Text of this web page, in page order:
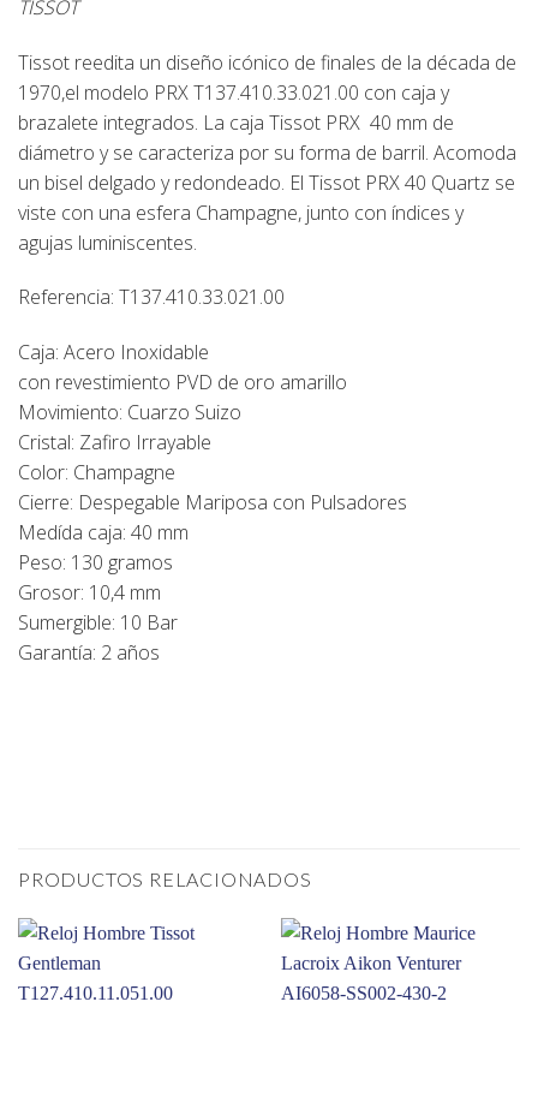
TISSOT
Tissot reedita un diseño icónico de finales de la década de
1970,el modelo PRX T137.410.33.021.00 con caja y
brazalete integrados. La caja Tissot PRX 40 mm de
diámetro y se caracteriza por su forma de barril. Acomoda
un bisel delgado y redondeado. El Tissot PRX 40 Quartz se
viste con una esfera Champagne, junto con índices y
agujas luminiscentes.
Referencia: T137.410.33.021.00
Caja: Acero Inoxidable
con revestimiento PVD de oro amarillo
Movimiento: Cuarzo Suizo
Cristal: Zafiro Irrayable
Color: Champagne
Cierre: Despegable Mariposa con Pulsadores
Medída caja: 40 mm
Peso: 130 gramos
Grosor: 10,4 mm
Sumergible: 10 Bar
Garantía: 2 años
PRODUCTOS RELACIONADOS